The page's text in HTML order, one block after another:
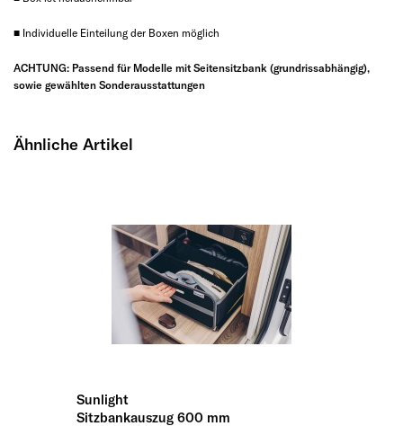
■ Individuelle Einteilung der Boxen möglich
ACHTUNG: Passend für Modelle mit Seitensitzbank (grundrissabhängig),
sowie gewählten Sonderausstattungen
Ähnliche Artikel
Sunlight
Sitzbankauszug 600 mm